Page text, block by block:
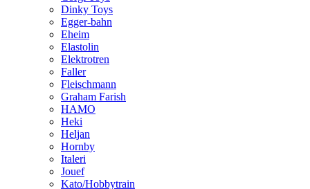
Dinky Toys
Egger-bahn
Eheim
Elastolin
Elektrotren
Faller
Fleischmann
Graham Farish
HAMO
Heki
Heljan
Hornby
Italeri
Jouef
Kato/Hobbytrain